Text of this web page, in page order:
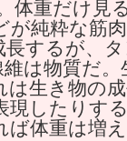
体重だけ見
純粋な筋
するが、
は物質だ
生き物の
したりす
ば体重は増